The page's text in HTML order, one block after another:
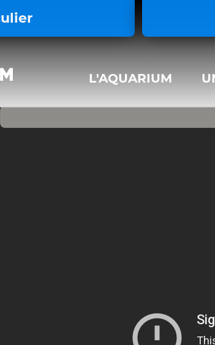
{ display: block !important; }
L'AQUARIUM